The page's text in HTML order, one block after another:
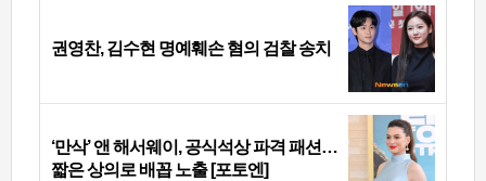
권영찬, 김수현 명예훼손 혐의 검찰 송치
‘만삭’ 앤 해서웨이, 공식석상 파격 패션…
짧은 상의로 배꼽 노출 [포토엔]